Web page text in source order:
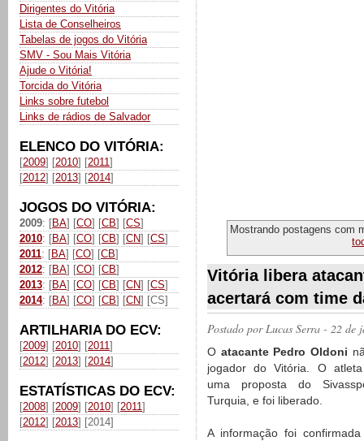
Dirigentes do Vitória
Lista de Conselheiros
Tabelas de jogos do Vitória
SMV - Sou Mais Vitória
Ajude o Vitória!
Torcida do Vitória
Links sobre futebol
Links de rádios de Salvador
ELENCO DO VITÓRIA:
[2009] [2010] [2011]
[2012] [2013] [2014]
JOGOS DO VITÓRIA:
2009: [BA] [CO] [CB] [CS]
2010: [BA] [CO] [CB] [CN] [CS]
2011: [BA] [CO] [CB]
2012: [BA] [CO] [CB]
2013: [BA] [CO] [CB] [CN] [CS]
2014: [BA] [CO] [CB] [CN] [CS]
ARTILHARIA DO ECV:
[2009] [2010] [2011]
[2012] [2013] [2014]
ESTATÍSTICAS DO ECV:
[2008] [2009] [2010] [2011]
[2012] [2013] [2014]
Mostrando postagens com
Vitória libera
acertará com time
Postado porLucas Serra - 22 de
O atacante Pedro Oldoni
jogador do Vitória. O
uma proposta do
Turquia, e foi liberado.
A informação foi